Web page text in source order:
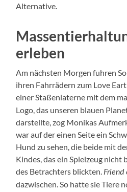
Alternative.
erleben
Am nächsten Morgen fuhren
ihren Fahrrädern zum Love
einer Staßenlaterne mit dem
Logo, das unseren blauen
darstellte, zog Monikas
war auf der einen Seite ein
Hund zu sehen, die beide mit
Kindes, das ein Spielzeug nicht
des Betrachters blickten. Friend
dazwischen. So hatte sie Tiere